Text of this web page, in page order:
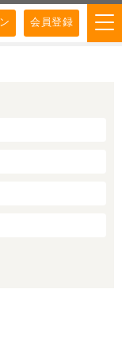
会員登録